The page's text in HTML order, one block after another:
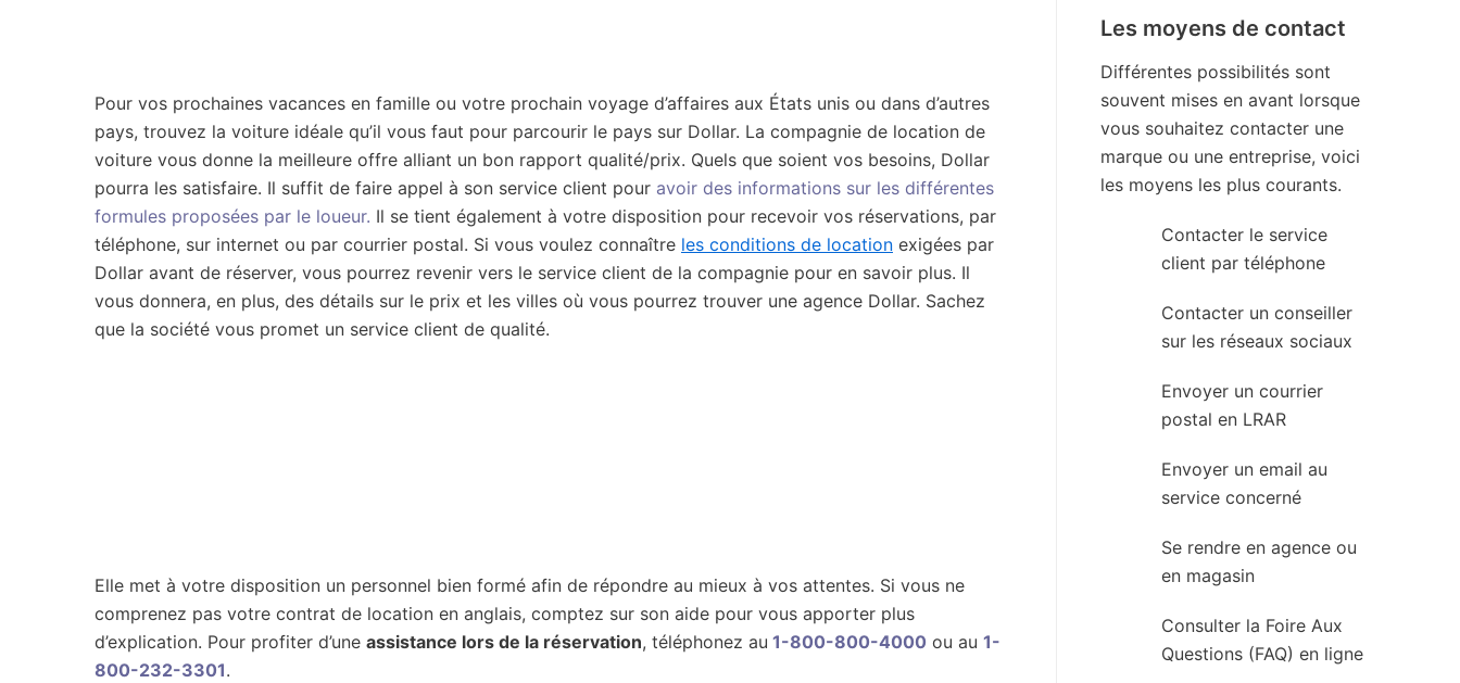
Pour vos prochaines vacances en famille ou votre prochain voyage d’affaires aux États unis ou dans d’autres
pays, trouvez la voiture idéale qu’il vous faut pour parcourir le pays sur Dollar. La compagnie de location de
voiture vous donne la meilleure offre alliant un bon rapport qualité/prix. Quels que soient vos besoins, Dollar
pourra les satisfaire. Il suffit de faire appel à son service client pour avoir des informations sur les différentes
formules proposées par le loueur. Il se tient également à votre disposition pour recevoir vos réservations, par
téléphone, sur internet ou par courrier postal. Si vous voulez connaître les conditions de location exigées par
Dollar avant de réserver, vous pourrez revenir vers le service client de la compagnie pour en savoir plus. Il
vous donnera, en plus, des détails sur le prix et les villes où vous pourrez trouver une agence Dollar. Sachez
que la société vous promet un service client de qualité.
Elle met à votre disposition un personnel bien formé afin de répondre au mieux à vos attentes. Si vous ne
comprenez pas votre contrat de location en anglais, comptez sur son aide pour vous apporter plus
d’explication. Pour profiter d’une assistance lors de la réservation, téléphonez au 1-800-800-4000 ou au 1-
800-232-3301.
Les moyens de contact
Différentes possibilités sont
souvent mises en avant lorsque
vous souhaitez contacter une
marque ou une entreprise, voici
les moyens les plus courants.
Contacter le service
client par téléphone
Contacter un conseiller
sur les réseaux sociaux
Envoyer un courrier
postal en LRAR
Envoyer un email au
service concerné
Se rendre en agence ou
en magasin
Consulter la Foire Aux
Questions (FAQ) en ligne